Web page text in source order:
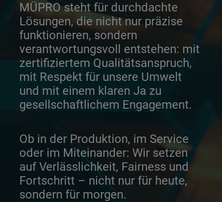
MÜPRO steht für durchdachte
Lösungen, die nicht nur präzise
funktionieren, sondern
verantwortungsvoll entstehen: mit
zertifiziertem Qualitätsanspruch,
mit Respekt für unsere Umwelt
und mit einem klaren Ja zu
gesellschaftlichem Engagement.
Ob in der Produktion, im Service
oder im Miteinander: Wir setzen
auf Verlässlichkeit, Fairness und
Fortschritt – nicht nur für heute,
sondern für morgen.